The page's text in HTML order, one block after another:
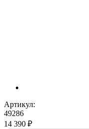
Артикул:
49286
14 390 ₽